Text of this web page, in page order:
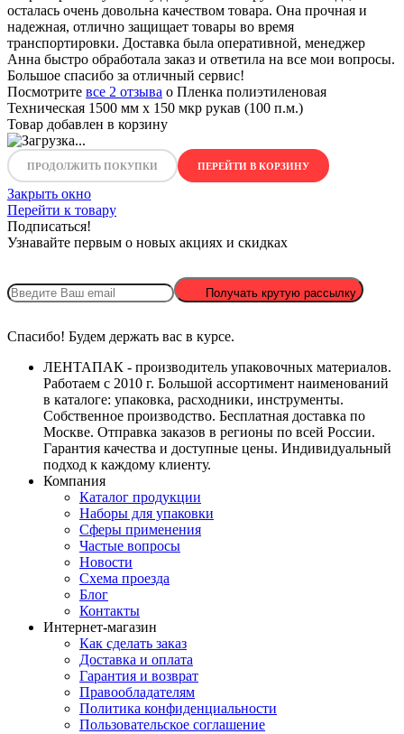
осталась очень довольна качеством товара. Она прочная и
надежная, отлично защищает товары во время
транспортировки. Доставка была оперативной, менеджер
Анна быстро обработала заказ и ответила на все мои вопросы.
Большое спасибо за отличный сервис!
Посмотрите все 2 отзыва о Пленка полиэтиленовая
Техническая 1500 мм x 150 мкр рукав (100 п.м.)
Товар добавлен в корзину
ПРОДОЛЖИТЬ ПОКУПКИ ПЕРЕЙТИ В КОРЗИНУ
Закрыть окно
Перейти к товару
Подписаться!
Узнавайте первым о новых акциях и скидках
Получать крутую рассылку
Спасибо! Будем держать вас в курсе.
ЛЕНТАПАК - производитель упаковочных материалов.
Работаем с 2010 г. Большой ассортимент наименований
в каталоге: упаковка, расходники, инструменты.
Собственное производство. Бесплатная доставка по
Москве. Отправка заказов в регионы по всей России.
Гарантия качества и доступные цены. Индивидуальный
подход к каждому клиенту.
Компания
Каталог продукции
Наборы для упаковки
Сферы применения
Частые вопросы
Новости
Схема проезда
Блог
Контакты
Интернет-магазин
Как сделать заказ
Доставка и оплата
Гарантия и возврат
Правообладателям
Политика конфиденциальности
Пользовательское соглашение